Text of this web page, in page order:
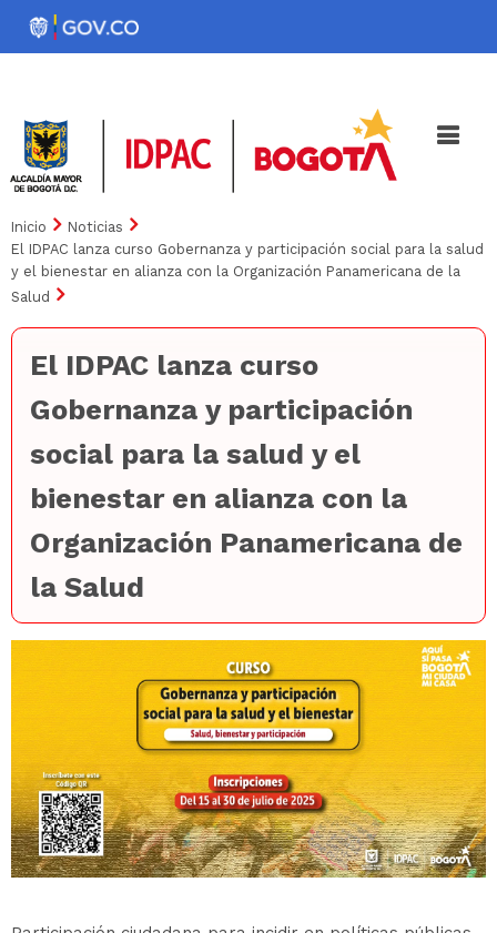
Pasar
Noticias Iniciativas
Inicio
Noticias
El IDPAC lanza curso Gobernanza y participación social para la salud
y el bienestar en alianza con la Organización Panamericana de la
Salud
El IDPAC lanza curso
Gobernanza y participación
social para la salud y el
bienestar en alianza con la
Organización Panamericana de
la Salud